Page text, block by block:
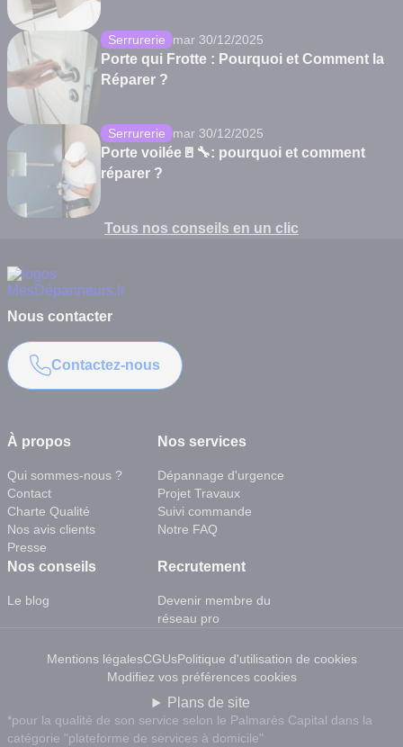
Serrurerie mar 30/12/2025
Porte qui Frotte : Pourquoi et Comment la
Réparer ?
Serrurerie mar 30/12/2025
Porte voilée🚪🔧: pourquoi et comment
réparer ?
Tous nos conseils en un clic
À propos
Qui sommes-nous ?
Contact
Charte Qualité
Nos avis clients
Presse
Nos services
Dépannage d'urgence
Projet Travaux
Suivi commande
Notre FAQ
Nos conseils
Le blog
Recrutement
Devenir membre du
réseau pro
Nous contacter
Contactez-nous
*pour la qualité de son service selon le Palmarès Capital dans la
catégorie "plateforme de services à domicile"
Mentions légalesCGUsPolitique d'utilisation de cookies
Modifiez vos préférences cookies
Plans de site